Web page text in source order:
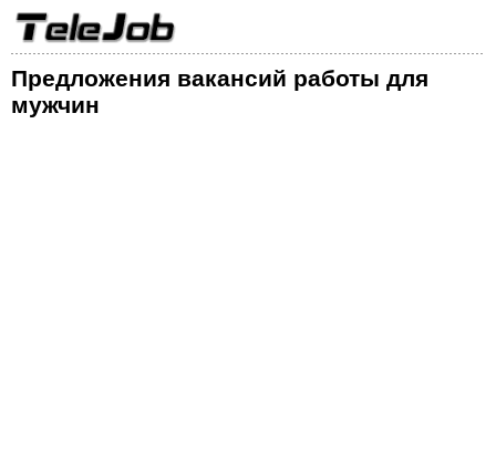
Предложения вакансий работы для
мужчин